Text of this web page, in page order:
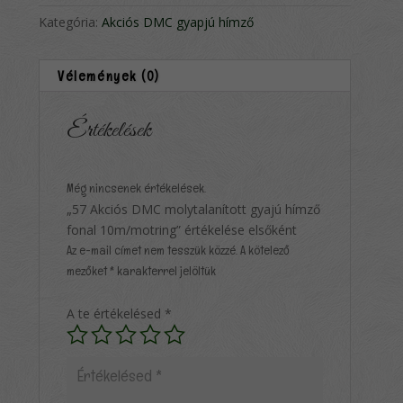
Kategória:Akciós DMC gyapjú hímző
Vélemények (0)
Értékelések
Még nincsenek értékelések.
„57 Akciós DMC molytalanított gyajú hímző
fonal 10m/motring” értékelése elsőként
Az e-mail címet nem tesszük közzé. A kötelező
mezőket * karakterrel jelöltük
A te értékelésed *